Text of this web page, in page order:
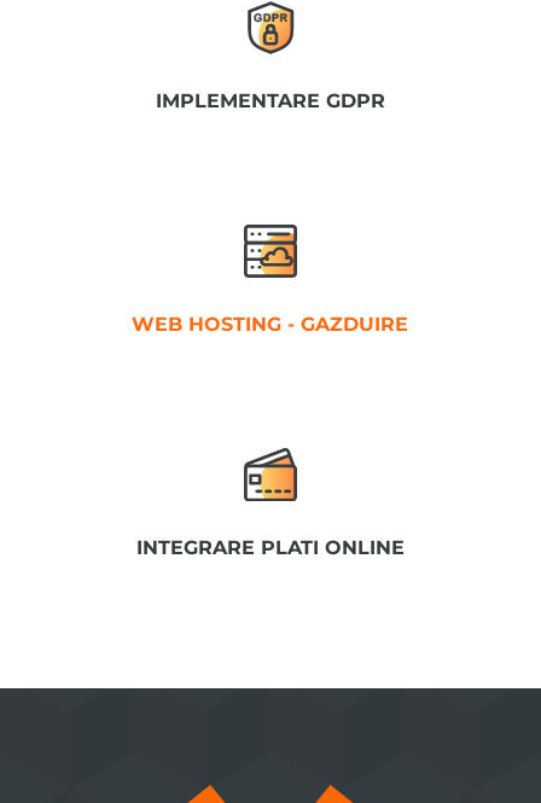
IMPLEMENTARE GDPR
WEB HOSTING - GAZDUIRE
INTEGRARE PLATI ONLINE